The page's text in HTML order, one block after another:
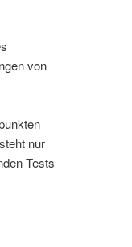
von
nur
Tests